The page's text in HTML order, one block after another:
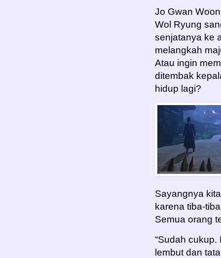
Jo Gwan
Wol Ryung
senjatanya ke
melangkah
Atau ingin
ditembak
hidup lagi?
Sayangnya
karena tiba-
Semua orang
“Sudah cukup.
lembut dan